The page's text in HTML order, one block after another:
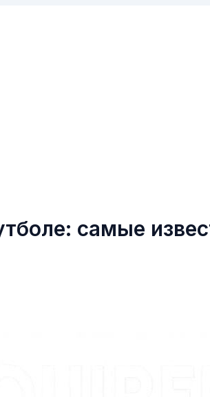
самые